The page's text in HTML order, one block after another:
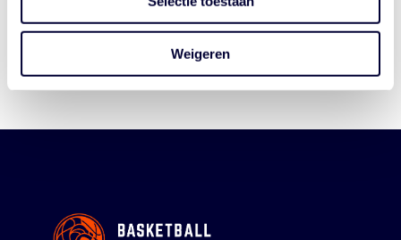
Weigeren